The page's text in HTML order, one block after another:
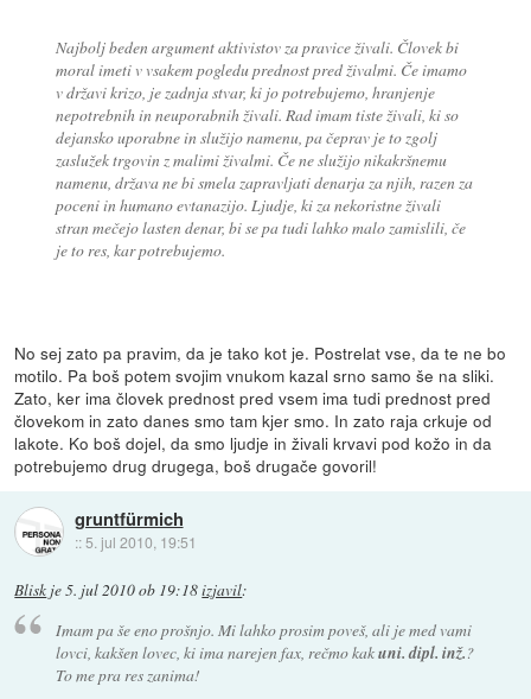
Najbolj beden argument aktivistov za pravice živali. Človek bi
moral imeti v vsakem pogledu prednost pred živalmi. Če imamo
v državi krizo, je zadnja stvar, ki jo potrebujemo, hranjenje
nepotrebnih in neuporabnih živali. Rad imam tiste živali, ki so
dejansko uporabne in služijo namenu, pa čeprav je to zgolj
zaslužek trgovin z malimi živalmi. Če ne služijo nikakršnemu
namenu, država ne bi smela zapravljati denarja za njih, razen za
poceni in humano evtanazijo. Ljudje, ki za nekoristne živali
stran mečejo lasten denar, bi se pa tudi lahko malo zamislili, če
je to res, kar potrebujemo.
No sej zato pa pravim, da je tako kot je. Postrelat vse, da te ne bo
motilo. Pa boš potem svojim vnukom kazal srno samo še na sliki.
Zato, ker ima človek prednost pred vsem ima tudi prednost pred
človekom in zato danes smo tam kjer smo. In zato raja crkuje od
lakote. Ko boš dojel, da smo ljudje in živali krvavi pod kožo in da
potrebujemo drug drugega, boš drugače govoril!
gruntfürmich
:: 5. jul 2010, 19:51
Blisk je5. jul 2010 ob 19:18izjavil:
Imam pa še eno prošnjo. Mi lahko prosim poveš, ali je med vami
lovci, kakšen lovec, ki ima narejen fax, rečmo kakuni. dipl. inž.?
To me pra res zanima!